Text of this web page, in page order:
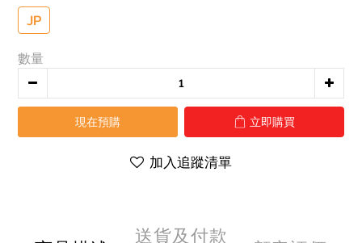
JP
數量
現在預購 立即購買
加入追蹤清單
送貨及付款